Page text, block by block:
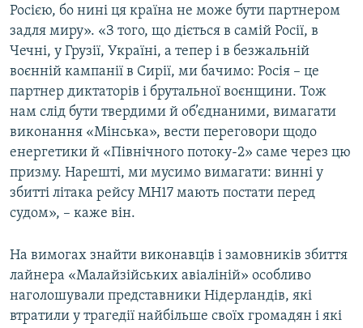
Росією, бо нині ця країна не може бути партнером
задля миру». «З того, що діється в самій Росії, в
Чечні, у Грузії, Україні, а тепер і в безжальній
воєнній кампанії в Сирії, ми бачимо: Росія – це
партнер диктаторів і брутальної воєнщини. Тож
нам слід бути твердими й об’єднаними, вимагати
виконання «Мінська», вести переговори щодо
енергетики й «Північного потоку-2» саме через цю
призму. Нарешті, ми мусимо вимагати: винні у
збитті літака рейсу MH17 мають постати перед
судом», – каже він.
На вимогах знайти виконавців і замовників збиття
лайнера «Малайзійських авіаліній» особливо
наголошували представники Нідерландів, які
втратили у трагедії найбільше своїх громадян і які